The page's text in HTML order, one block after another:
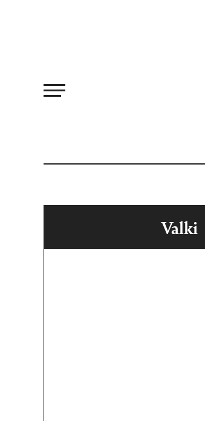
Valki